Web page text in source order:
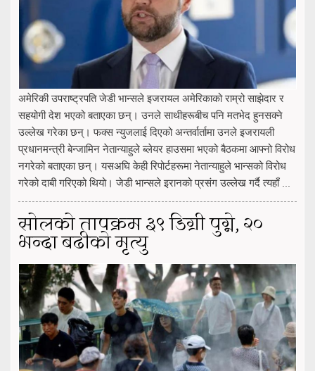
अमेरिकी उपराष्ट्रपति जेडी भान्सले इजरायल अमेरिकाको राम्रो साझेदार र
सहयोगी देश भएको बताएका छन्। उनले साथीहरूबीच पनि मतभेद हुनसक्ने
उल्लेख गरेका छन्। फक्स न्युजलाई दिएको अन्तर्वार्तामा उनले इजरायली
प्रधानमन्त्री बेन्जामिन नेतान्याहुले ब्लेयर हाउसमा भएको बैठकमा आफ्नो विरोध
नगरेको बताएका छन्। यसअघि केही रिपोर्टहरूमा नेतान्याहुले भान्सको विरोध
गरेको दाबी गरिएको थियो। जेडी भान्सले इरानको प्रसंग उल्लेख गर्दै त्यहाँ ...
सोलको तापक्रम ३९ डिग्री पुग्ने, २०
भन्दा बढीको मृत्यु